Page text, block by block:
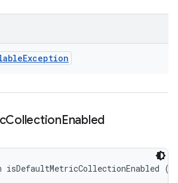
Exception
CollectionEnabled
isDefaultMetricCollectionEnabled ()